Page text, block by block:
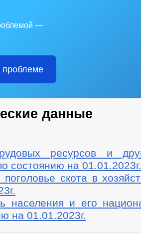
—
данные
ресурсов и
состоянию на 01.01.2023г.
скота в
населения и его
на 01.01.2023г.